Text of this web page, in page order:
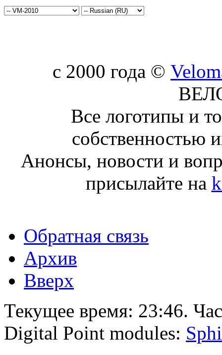
c 2000 года ©
Все логотипы и
собственностью
Анонсы, новости и
присылайте на
Обратная связь
Архив
Вверх
Текущее время: 23:46.
Digital Point modules: